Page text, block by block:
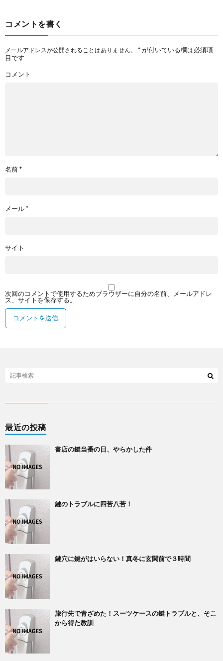
コメントを書く
メールアドレスが公開されることはありません。 *が付いている欄は必須項
目です
コメント
名前*
メール*
サイト
次回のコメントで使用するためブラウザーに自分の名前、メールアドレ
ス、サイトを保存する。
最近の投稿
書店の鍵当番の日、やらかした件
鍵のトラブルに四苦八苦！
鍵穴に鍵がはいらない！真冬に玄関前で３時間
旅行先で青ざめた！スーツケースの鍵トラブルと、そこ
から得た教訓